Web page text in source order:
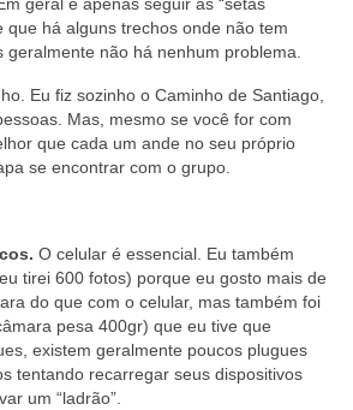
que há alguns trechos onde não tem
geralmente não há nenhum problema.
Eu fiz sozinho o Caminho de Santiago,
Mas, mesmo se você for com
que cada um ande no seu próprio
se encontrar com o grupo.
O celular é essencial. Eu também
tirei 600 fotos) porque eu gosto mais de
do que com o celular, mas também foi
pesa 400gr) que eu tive que
existem geralmente poucos plugues
tentando recarregar seus dispositivos
um “ladrão”.